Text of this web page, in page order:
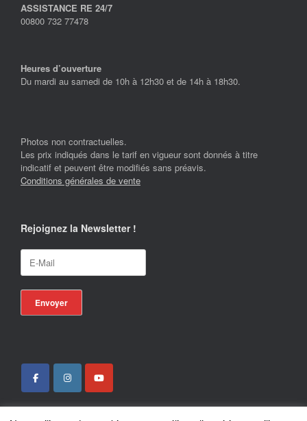
ASSISTANCE RE 24/7
00800 732 77478
Heures d’ouverture
Du mardi au samedi de 10h à 12h30 et de 14h à 18h30.
Photos non contractuelles.
Les prix indiqués dans le tarif en vigueur sont donnés à titre
indicatif et peuvent être modifiés sans préavis.
Conditions générales de vente
Rejoignez la Newsletter !